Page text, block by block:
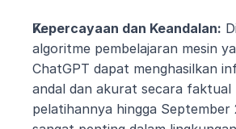
Kepercayaan dan Keandalan:
algoritme pembelajaran mesin
ChatGPT dapat menghasilkan
andal dan akurat secara faktual
pelatihannya hingga September